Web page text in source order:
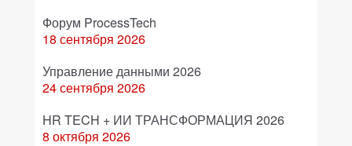
Форум ProcessTech
18 сентября 2026
Управление данными 2026
24 сентября 2026
HR TECH + ИИ ТРАНСФОРМАЦИЯ 2026
8 октября 2026